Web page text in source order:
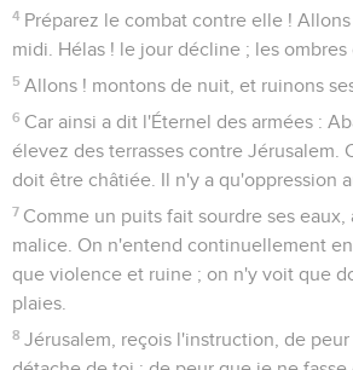
4 Préparez le combat contre elle !
midi. Hélas ! le jour décline ; les ombres
5 Allons ! montons de nuit, et ruinons
6 Car ainsi a dit l'Éternel des armées :
élevez des terrasses contre Jérusalem.
doit être châtiée. Il n'y a qu'oppression
7 Comme un puits fait sourdre ses
malice. On n'entend continuellement
que violence et ruine ; on n'y voit que
plaies.
8 Jérusalem, reçois l'instruction, de